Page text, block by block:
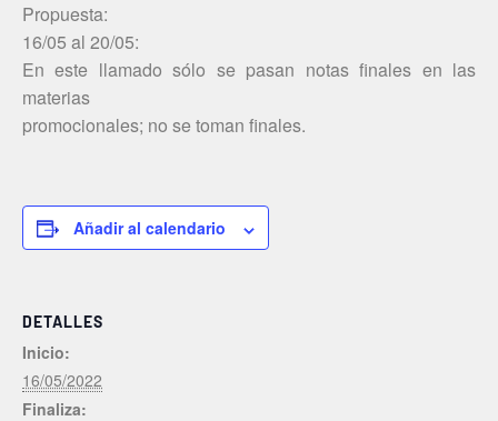
Propuesta:
16/05 al 20/05:
En este llamado sólo se pasan notas finales en las
materias
promocionales; no se toman finales.
Añadir al calendario
DETALLES
Inicio:
16/05/2022
Finaliza: